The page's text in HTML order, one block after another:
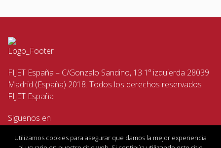
FIJET España – C/Gonzalo Sandino, 13 1º izquierda 28039
Madrid (España) 2018. Todos los derechos reservados
FIJET España
Siguenos en
Utilizamos cookies para asegurar que damos la mejor experiencia